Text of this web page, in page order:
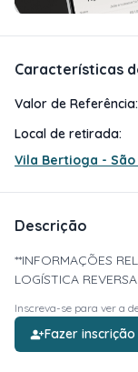
Características
Valor de Referência:
Local de retirada:
Vila Bertioga - São
Descrição
**INFORMAÇÕES
LOGÍSTICA
Inscreva-se para ver a
Fazer inscrição